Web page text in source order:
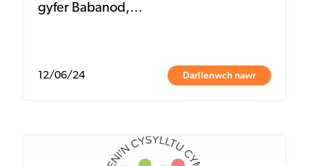
gyfer Babanod,…
12/06/24 Darllenwch nawr